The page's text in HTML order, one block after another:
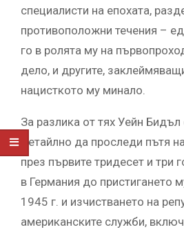
специалисти на епо­хата,
противоположни течения –
го в ролята му на
дело, и другите,
нацисткото му минало.
За разлика от тях Уейн Бидъл
детайлно да проследи пътя
през първите тридесет и три
в Германия до пристигането
1945 г. и изчистването на
американските служби,